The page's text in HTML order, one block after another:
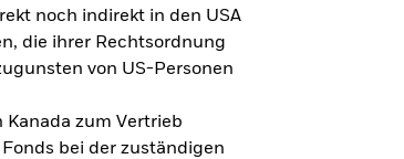
noch indirekt in den USA
die ihrer Rechtsordnung
von US-Personen
zum Vertrieb
bei der zuständigen